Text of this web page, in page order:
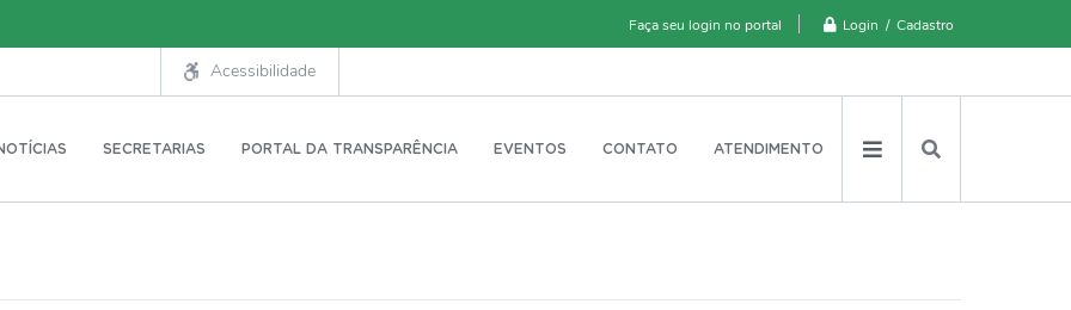
Faça seu login no portal Login / Cadastro
Acessibilidade
SECRETARIAS PORTAL DA TRANSPARÊNCIA EVENTOS CONTATO ATENDIMENTO